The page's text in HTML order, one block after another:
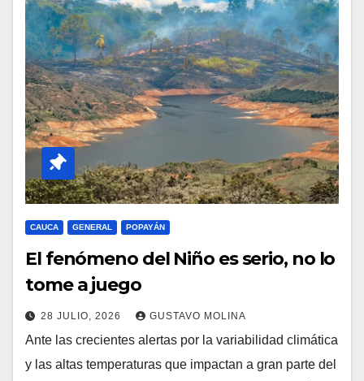
CAUCA GENERAL POPAYÁN
El fenómeno del Niño es serio, no lo
tome a juego
28 JULIO, 2026 GUSTAVO MOLINA
Ante las crecientes alertas por la variabilidad climática
y las altas temperaturas que impactan a gran parte del